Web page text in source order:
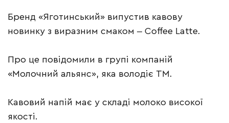
Бренд «Яготинський» випустив кавову
новинку з виразним смаком ‒ Coffee Latte.
Про це повідомили в групі компаній
«Молочний альянс», яка володіє ТМ.
Кавовий напій має у складі молоко високої
якості.